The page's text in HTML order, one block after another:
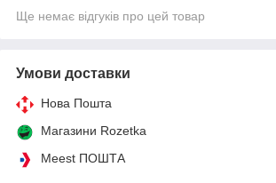
Ще немає відгуків про цей товар
Умови доставки
Нова Пошта
Магазини Rozetka
Meest ПОШТА